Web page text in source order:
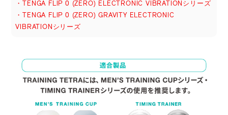
・TENGA FLIP 0 (ZERO) ELECTRONIC VIBRATIONシリーズ
・TENGA FLIP 0 (ZERO) GRAVITY ELECTRONIC
VIBRATIONシリーズ